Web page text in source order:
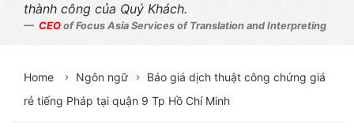
thành công của Quý Khách.
CEO of Focus Asia Services of Translation and Interpreting
Home Ngôn ngữ
Báo giá dịch thuật công chứng giá
rẻ tiếng Pháp tại quận 9 Tp Hồ Chí Minh